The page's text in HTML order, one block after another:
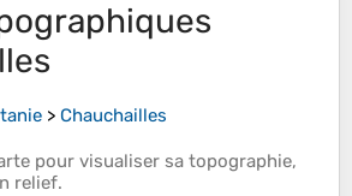
> Chauchailles
pour visualiser sa topographie,
relief.